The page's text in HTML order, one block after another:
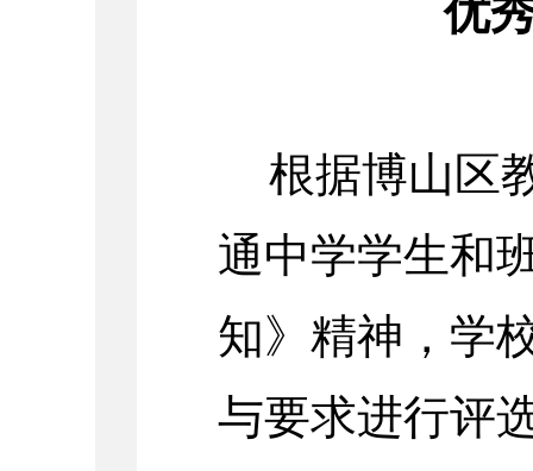
优
根据博山区
通中学学生和
知》精神，学
与要求进行评